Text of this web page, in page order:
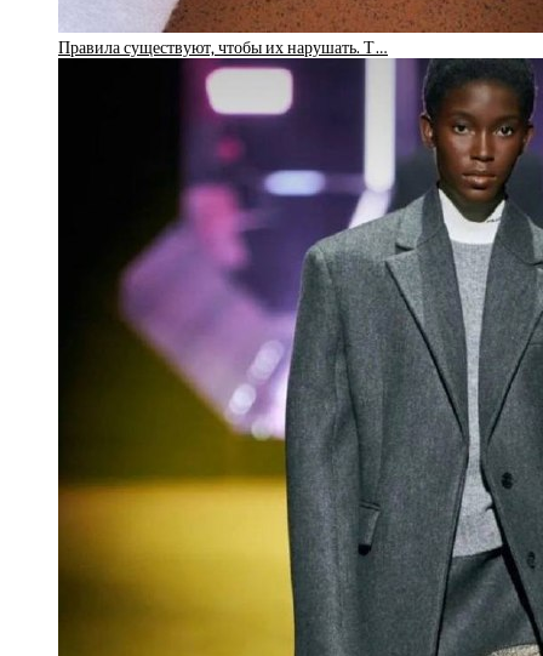
Правила существуют, чтобы их нарушать. Т…